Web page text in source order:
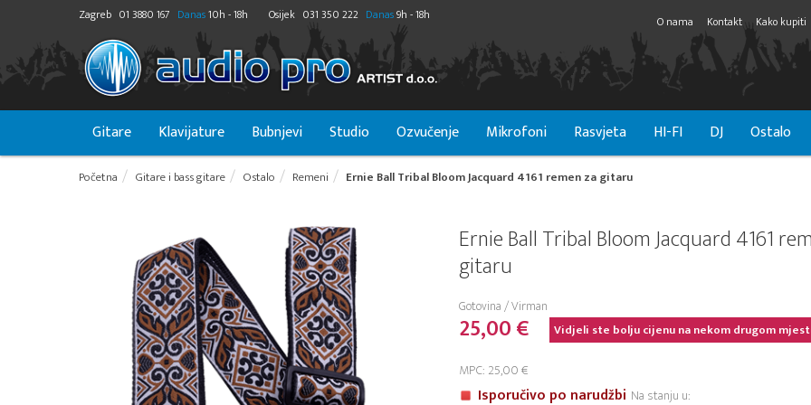
Zagreb 01 3880 167 Danas10h - 18h Osijek 031 350 222 Danas9h - 18h O nama Kontakt Kako kupiti
Gitare Klavijature Bubnjevi Studio Ozvučenje Mikrofoni Rasvjeta HI-FI DJ Ostalo
Početna Gitare i bass gitare Ostalo Remeni Ernie Ball Tribal Bloom Jacquard 4161 remen za gitaru
Ernie Ball Tribal Bloom Jacquard 4161
gitaru
Gotovina / Virman
25,00 € Vidjeli ste bolju cijenu na nekom drugom
MPC: 25,00 €
Isporučivo po narudžbi Na stanju u: